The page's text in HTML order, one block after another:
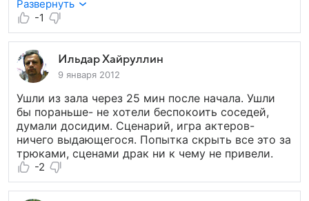
вместе с актёрами реально порадовал.костюмы
и съёмка европы 19-ого века безупречна!сходите
не пожалеете.на нашем просмотре зал хлопал и я
в том числе
Развернуть
-1
Ильдар Хайруллин
9 января 2012
Ушли из зала через 25 мин после начала. Ушли
бы пораньше- не хотели беспокоить соседей,
думали досидим. Сценарий, игра актеров-
ничего выдающегося. Попытка скрыть все это за
трюками, сценами драк ни к чему не привели.
-2